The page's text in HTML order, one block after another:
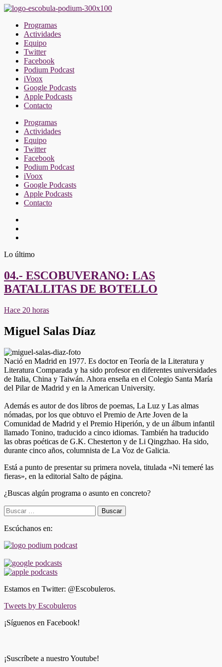
Saltar
contenidoProgramas
Actividades
Equipo
Twitter
Facebook
Podium Podcast
iVoox
Google Podcasts
Apple Podcasts
Contacto
Programas
Actividades
Equipo
Twitter
Facebook
Podium Podcast
iVoox
Google Podcasts
Apple Podcasts
Contacto
Lo último
04.- ESCOBUVERANO: LAS
BATALLITAS DE BOTELLO
Hace 20 horas
Miguel Salas Díaz
Nació en Madrid en 1977. Es doctor en Teoría de la Literatura y
Literatura Comparada y ha sido profesor en diferentes universidades
de Italia, China y Taiwán. Ahora enseña en el Colegio Santa María
del Pilar de Madrid y en la American University.
Además es autor de dos libros de poemas, La Luz y Las almas
nómadas, por los que obtuvo el Premio de Arte Joven de la
Comunidad de Madrid y el Premio Hiperión, y de un álbum infantil
llamado Tonino, traducido a cinco idiomas. También ha traducido
las obras poéticas de G.K. Chesterton y de Li Qingzhao. Ha sido,
durante cinco años, columnista de La Voz de Galicia.
Está a punto de presentar su primera novela, titulada «Ni temeré las
fieras», en la editorial Salto de página.
¿Buscas algún programa o asunto en concreto?
Buscar:
Escúchanos en:
Estamos en Twitter: @Escobuleros.
Tweets by Escobuleros
¡Síguenos en Facebook!
¡Suscríbete a nuestro Youtube!